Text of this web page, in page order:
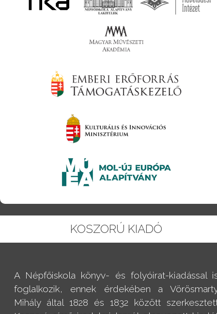
KOSZORÚ KIADÓ
A Népfőiskola könyv- és folyóirat-kiadással
foglalkozik, ennek érdekében a
Mihály által 1828 és 1832 között